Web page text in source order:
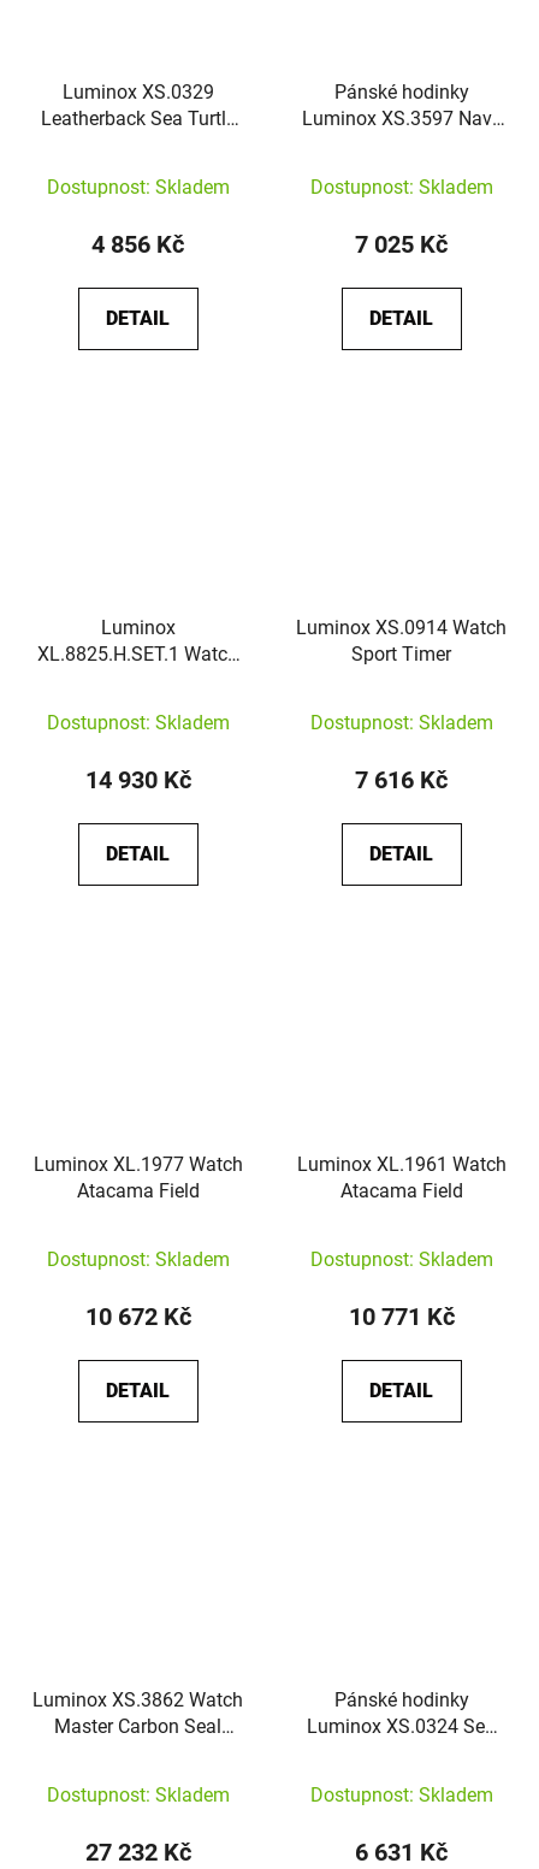
Luminox XS.0329
Leatherback Sea Turtle
Dostupnost: Skladem
4 856 Kč
DETAIL
Pánské hodinky
Luminox XS.3597 Navy
Dostupnost: Skladem
7 025 Kč
DETAIL
Luminox
XL.8825.H.SET.1 Watch
Dostupnost: Skladem
14 930 Kč
DETAIL
Luminox XS.0914 Watch
Sport Timer
Dostupnost: Skladem
7 616 Kč
DETAIL
Luminox XL.1977 Watch
Atacama Field
Dostupnost: Skladem
10 672 Kč
DETAIL
Luminox XL.1961 Watch
Atacama Field
Dostupnost: Skladem
10 771 Kč
DETAIL
Luminox XS.3862 Watch
Master Carbon Seal
Dostupnost: Skladem
27 232 Kč
Pánské hodinky
Luminox XS.0324 Sea
Dostupnost: Skladem
6 631 Kč